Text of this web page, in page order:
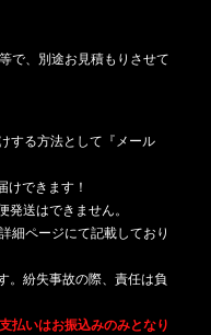
で、別途お見積もりさせて
する方法として『メール
けできます！
送はできません。
細ページにて記載しており
。紛失事故の際、責任は負
払いはお振込みのみとなり